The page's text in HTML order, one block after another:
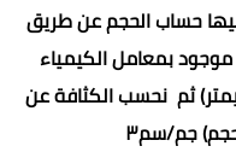
حساب الحجم عن طريق
بمعامل الكيمياء
ثم نحسب الكثافة عن
جم/سم٣